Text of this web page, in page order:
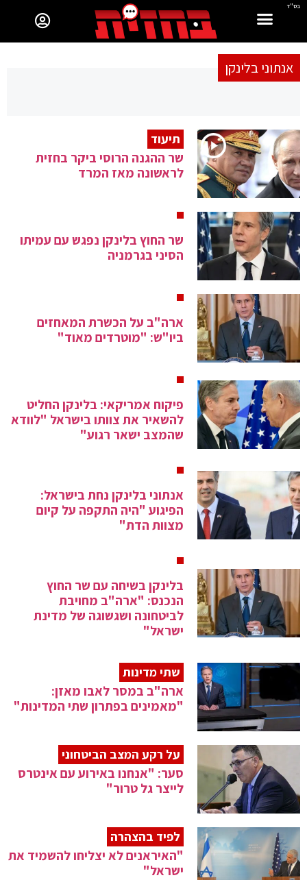
בס"ד
אנתוני בלינקן
תיעוד
שר ההגנה הרוסי ביקר בחזית
לראשונה מאז המרד
שר החוץ בלינקן נפגש עם עמיתו
הסיני בגרמניה
ארה"ב על הכשרת המאחזים
ביו"ש: "מוטרדים מאוד"
פיקוח אמריקאי: בלינקן החליט
להשאיר את צוותו בישראל "לוודא
שהמצב ישאר רגוע"
אנתוני בלינקן נחת בישראל:
הפיגוע "היה התקפה על קיום
מצוות הדת"
בלינקן בשיחה עם שר החוץ
הנכנס: "ארה"ב מחויבת
לביטחונה ושגשוגה של מדינת
ישראל"
שתי מדינות
ארה"ב במסר לאבו מאזן:
"מאמינים בפתרון שתי המדינות"
על רקע המצב הביטחוני
סער: "אנחנו באירוע עם אינטרס
לייצר גל טרור"
לפיד בהצהרה
"האיראנים לא יצליחו להשמיד את
ישראל"